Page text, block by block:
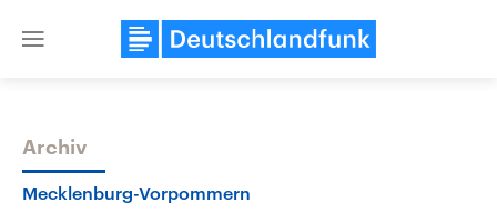
Close
Themen
Archiv
Mecklenburg-Vorpommern